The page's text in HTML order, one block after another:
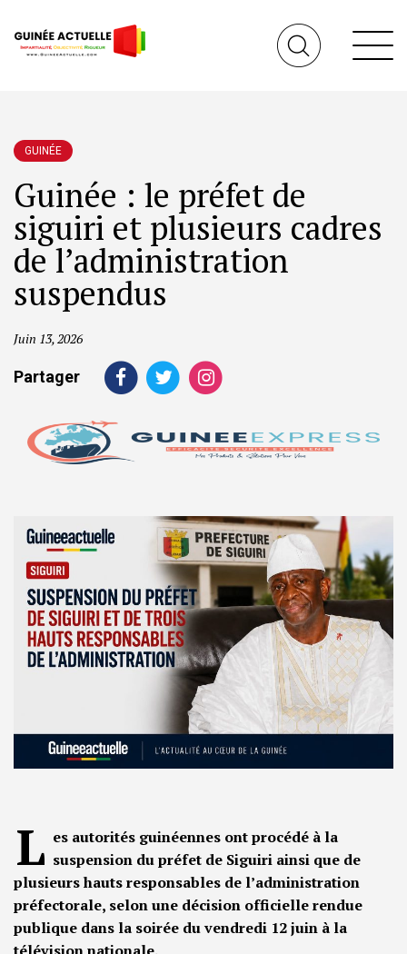
GUINÉE
Guinée : le préfet de
siguiri et plusieurs cadres
de l’administration
suspendus
Juin 13, 2026
Partager
L es autorités guinéennes ont procédé à la
suspension du préfet de Siguiri ainsi que de
plusieurs hauts responsables de l’administration
préfectorale, selon une décision officielle rendue
publique dans la soirée du vendredi 12 juin à la